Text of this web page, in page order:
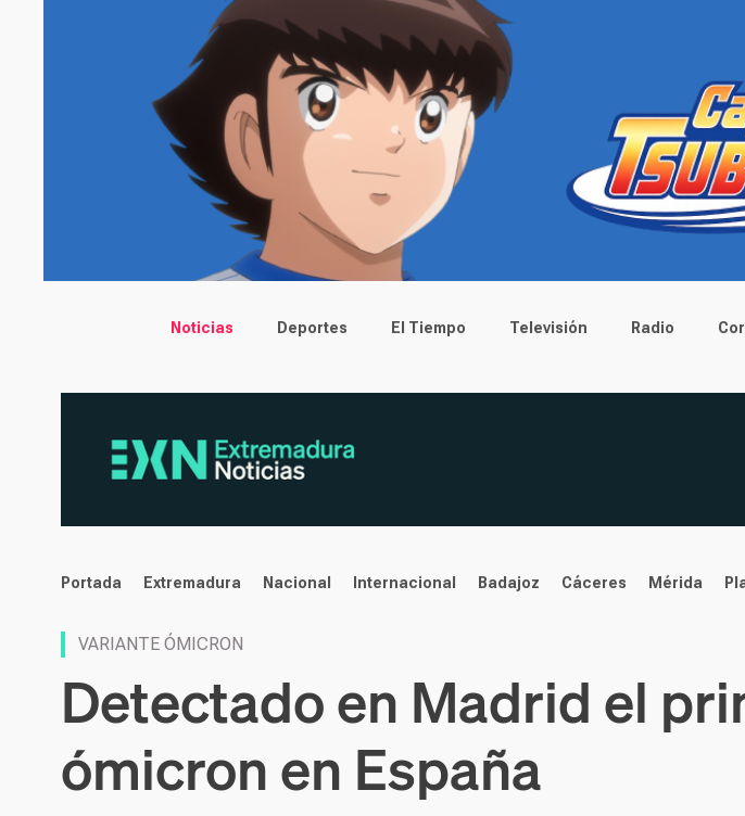
Main menu
Noticias Deportes El Tiempo Televisión Radio
noticias
Portada Extremadura Nacional Internacional Badajoz Cáceres Mérida
VARIANTE ÓMICRON
Detectado en Madrid el
ómicron en España